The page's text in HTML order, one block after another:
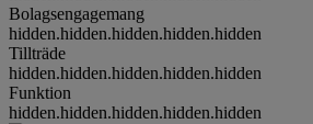
Bolagsengagemang
hidden.hidden.hidden.hidden.hidden
Tillträde
hidden.hidden.hidden.hidden.hidden
Funktion
hidden.hidden.hidden.hidden.hidden